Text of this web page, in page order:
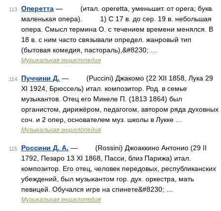
113 Оперетта — (итал. operetta, уменьшит. от opera; букв.
маленькая опера). 1) С 17 в. до сер. 19 в. небольшая
опера. Смысл термина О. с течением времени менялся. В
18 в. с ним часто связывали определ. жанровый тип
(бытовая комедия, пастораль),&#8230; …
Музыкальная энциклопедия
114 Пуччини Д. — (Puccini) Джакомо (22 XII 1858, Лука 29
XI 1924, Брюссель) итал. композитор. Род. в семье
музыкантов. Отец его Микеле П. (1813 1864) был
органистом, дирижёром, педагогом, автором ряда духовных
соч. и 2 опер, основателем муз. школы в Лукке …
Музыкальная энциклопедия
115 Россини Д. А. — (Rossini) Джоаккино Антонио (29 II
1792, Пезаро 13 XI 1868, Пасси, близ Парижа) итал.
композитор. Его отец, человек передовых, республиканских
убеждений, был музыкантом гор. дух. оркестра, мать
певицей. Обучался игре на спинете&#8230; …
Музыкальная энциклопедия